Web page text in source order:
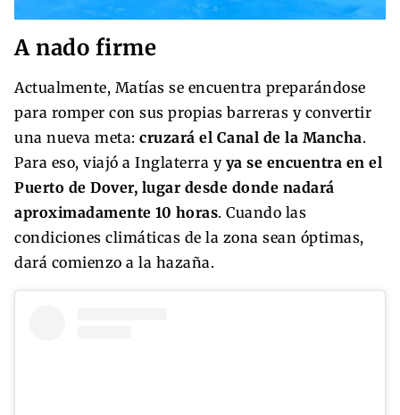
A nado firme
Actualmente, Matías se encuentra preparándose
para romper con sus propias barreras y convertir
una nueva meta: cruzará el Canal de la Mancha.
Para eso, viajó a Inglaterra y ya se encuentra en el
Puerto de Dover, lugar desde donde nadará
aproximadamente 10 horas. Cuando las
condiciones climáticas de la zona sean óptimas,
dará comienzo a la hazaña.